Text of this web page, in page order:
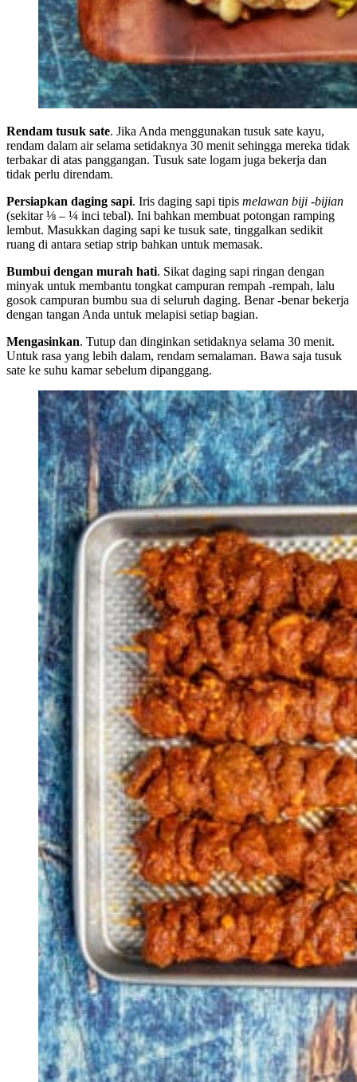
Rendam tusuk sate. Jika Anda menggunakan tusuk sate kayu,
rendam dalam air selama setidaknya 30 menit sehingga mereka tidak
terbakar di atas panggangan. Tusuk sate logam juga bekerja dan
tidak perlu direndam.
Persiapkan daging sapi. Iris daging sapi tipis melawan biji -bijian
(sekitar ⅛ – ¼ inci tebal). Ini bahkan membuat potongan ramping
lembut. Masukkan daging sapi ke tusuk sate, tinggalkan sedikit
ruang di antara setiap strip bahkan untuk memasak.
Bumbui dengan murah hati. Sikat daging sapi ringan dengan
minyak untuk membantu tongkat campuran rempah -rempah, lalu
gosok campuran bumbu sua di seluruh daging. Benar -benar bekerja
dengan tangan Anda untuk melapisi setiap bagian.
Mengasinkan. Tutup dan dinginkan setidaknya selama 30 menit.
Untuk rasa yang lebih dalam, rendam semalaman. Bawa saja tusuk
sate ke suhu kamar sebelum dipanggang.